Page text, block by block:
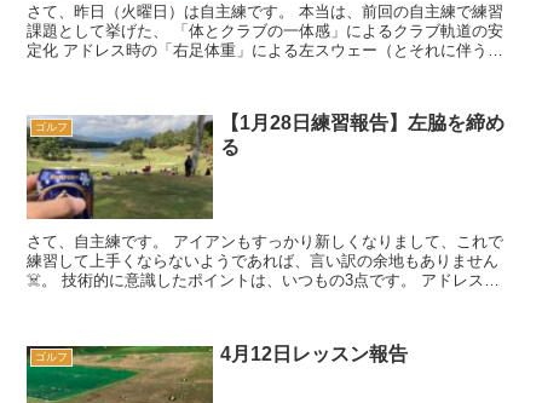
さて、昨日（火曜日）は自主練です。 本当は、前回の自主練で練習
課題として挙げた、 「体とクラブの一体感」によるクラブ軌道の安
定化 アドレス時の「右足体重」による左スウェー（とそれに伴う体
ゴルフ
【1月28日練習報告】左脇を締め
る
さて、自主練です。 アイアンもすっかり新しくなりまして、これで
練習して上手くならないようであれば、言い訳の余地もありません
☠️。 技術的に意識したポイントは、いつもの3点です。 アドレスで
ゴルフ 4月12日レッスン報告